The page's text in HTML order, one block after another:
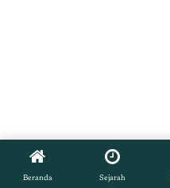
Beranda Sejarah